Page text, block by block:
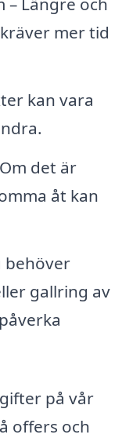
mer tid
kan vara
det är
åt kan
behöver
gallring av
på vår
offers och